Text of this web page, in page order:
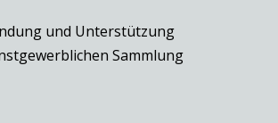
und Unterstützung
Sammlung